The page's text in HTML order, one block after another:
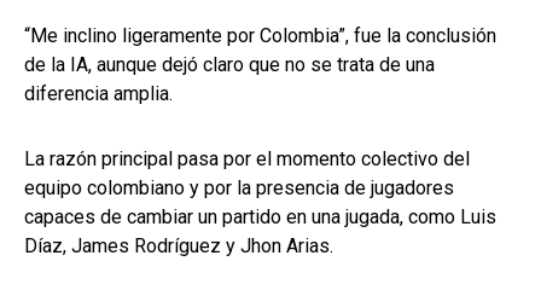
“Me inclino ligeramente por Colombia”, fue la conclusión
de la IA, aunque dejó claro que no se trata de una
diferencia amplia.
La razón principal pasa por el momento colectivo del
equipo colombiano y por la presencia de jugadores
capaces de cambiar un partido en una jugada, como Luis
Díaz, James Rodríguez y Jhon Arias.